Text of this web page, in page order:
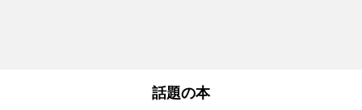
話題の本